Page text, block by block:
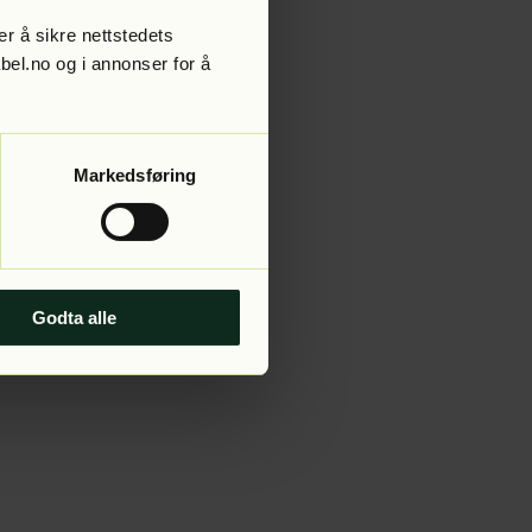
å sikre nettstedets
og i annonser for å
Markedsføring
Godta alle